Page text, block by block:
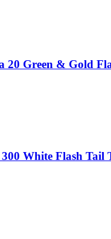
20 Green & Gold
White Flash Tail